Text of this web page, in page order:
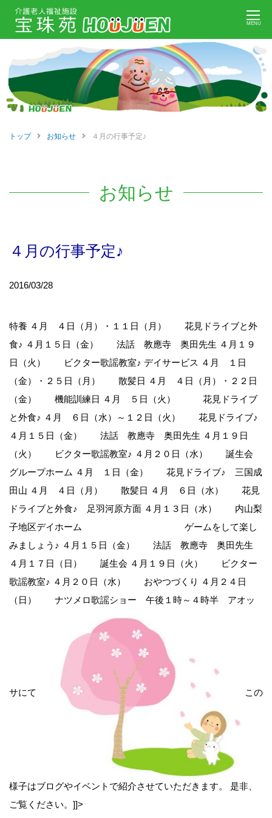
Skip
MENU
トップ お知らせ ４月の行事予定♪
お知らせ
４月の行事予定♪
2016/03/28
特養 ４月 ４日（月）・１１日（月） 花見ドライブと外
食♪ ４月１５日（金） 法話 教應寺 奥田先生 ４月１９
日（火） ビクター歌謡教室♪ デイサービス ４月 １日
（金）・２５日（月） 散髪日 ４月 ４日（月）・２２日
（金） 機能訓練日 ４月 ５日（火） 花見ドライブ
と外食♪ ４月 ６日（水）～１２日（火） 花見ドライブ♪
４月１５日（金） 法話 教應寺 奥田先生 ４月１９日
（火） ビクター歌謡教室♪ ４月２０日（水） 誕生会
グループホーム ４月 １日（金） 花見ドライブ♪ 三国成
田山 ４月 ４日（月） 散髪日 ４月 ６日（水） 花見
ドライブと外食♪ 足羽河原方面 ４月１３日（水） 内山梨
子地区デイホーム ゲームをして楽し
みましょう♪ ４月１５日（金） 法話 教應寺 奥田先生
４月１７日（日） 誕生会 ４月１９日（火） ビクター
歌謡教室♪ ４月２０日（水） おやつづくり ４月２４日
（日） ナツメロ歌謡ショー 午後１時～４時半 アオッ
サにて この
様子はブログやイベントで紹介させていただきます。 是非、
ご覧ください。]]>
記